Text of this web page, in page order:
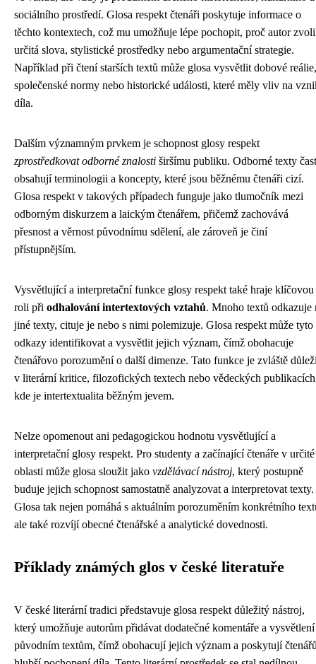
sociálního prostředí. Glosa respekt čtenáři poskytuje informace o
těchto kontextech, což mu umožňuje lépe pochopit, proč autor
určitá slova, stylistické prostředky nebo argumentační strategie.
Například při čtení starších textů může glosa vysvětlit dobové reálie,
společenské normy nebo historické události, které měly vliv na
díla.
Dalším významným prvkem je schopnost glosy respekt
zprostředkovat odborné znalosti širšímu publiku. Odborné texty
obsahují terminologii a koncepty, které jsou běžnému čtenáři cizí.
Glosa respekt v takových případech funguje jako tlumočník mezi
odborným diskurzem a laickým čtenářem, přičemž zachovává
přesnost a věrnost původnímu sdělení, ale zároveň je činí
přístupnějším.
Vysvětlující a interpretační funkce glosy respekt také hraje klíčovou
roli při odhalování intertextových vztahů. Mnoho textů odkazuje
jiné texty, cituje je nebo s nimi polemizuje. Glosa respekt může tyto
odkazy identifikovat a vysvětlit jejich význam, čímž obohacuje
čtenářovo porozumění o další dimenze. Tato funkce je zvláště
v literární kritice, filozofických textech nebo vědeckých
kde je intertextualita běžným jevem.
Nelze opomenout ani pedagogickou hodnotu vysvětlující a
interpretační glosy respekt. Pro studenty a začínající čtenáře v určité
oblasti může glosa sloužit jako vzdělávací nástroj, který postupně
buduje jejich schopnost samostatně analyzovat a interpretovat texty.
Glosa tak nejen pomáhá s aktuálním porozuměním konkrétního
ale také rozvíjí obecné čtenářské a analytické dovednosti.
Příklady známých glos v české literatuře
V české literární tradici představuje glosa respekt důležitý nástroj,
který umožňuje autorům přidávat dodatečné komentáře a
původním textům, čímž obohacují jejich význam a poskytují